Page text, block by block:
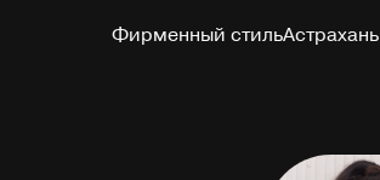
Фирменный стильАстрахань